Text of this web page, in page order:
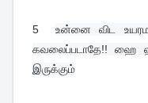
5 உன்னை விட
கவலைப்படாதே!! ஹை
இருக்கும்